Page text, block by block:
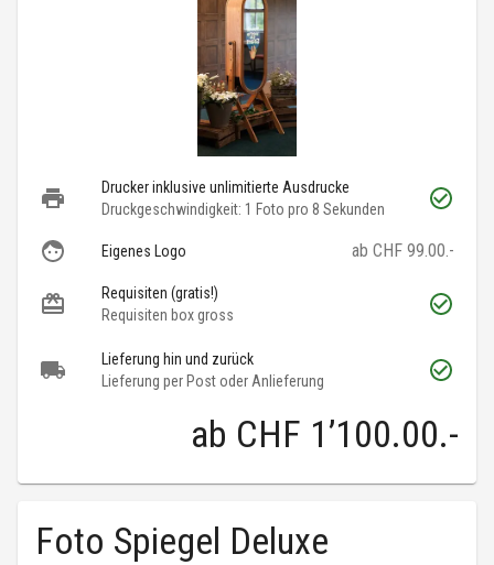
Drucker inklusive unlimitierte Ausdrucke
Druckgeschwindigkeit: 1 Foto pro 8 Sekunden
Eigenes Logo ab CHF 99.00.-
Requisiten (gratis!)
Requisiten box gross
Lieferung hin und zurück
Lieferung per Post oder Anlieferung
ab CHF 1’100.00.-
Foto Spiegel Deluxe